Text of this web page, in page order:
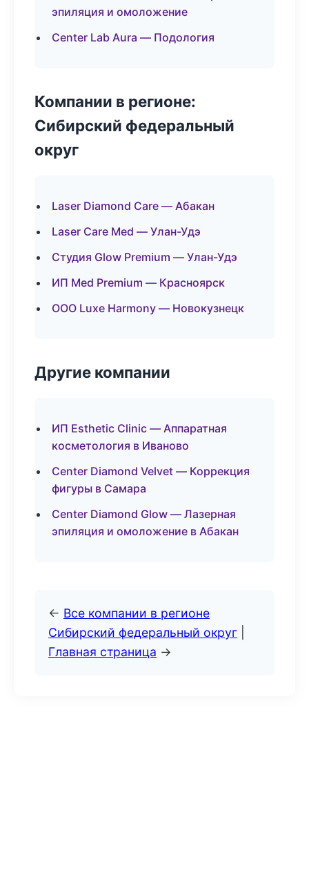
эпиляция и омоложение
Center Lab Aura — Подология
Компании в регионе:
Сибирский федеральный
округ
Laser Diamond Care — Абакан
Laser Care Med — Улан-Удэ
Студия Glow Premium — Улан-Удэ
ИП Med Premium — Красноярск
ООО Luxe Harmony — Новокузнецк
Другие компании
ИП Esthetic Clinic — Аппаратная
косметология в Иваново
Center Diamond Velvet — Коррекция
фигуры в Самара
Center Diamond Glow — Лазерная
эпиляция и омоложение в Абакан
← Все компании в регионе
Сибирский федеральный округ
Главная страница →